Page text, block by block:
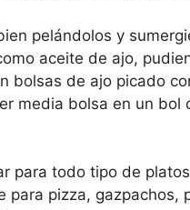
pelándolos y
aceite de ajo,
bolsas de ajo picado
media bolsa en un
para todo tipo de
para pizza, gazpachos,